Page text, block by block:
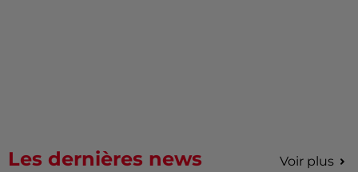
Les dernières news Voir plus